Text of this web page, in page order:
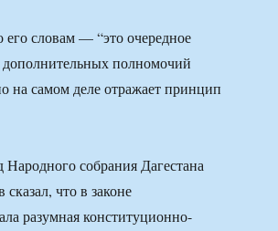
словам — “это очередное
дополнительных полномочий
на самом деле отражает принцип
собрания Дагестана
что в законе
разумная конституционно-